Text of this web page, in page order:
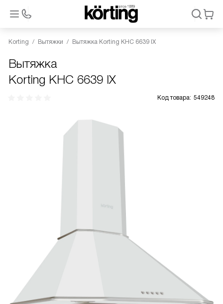
Korting Вытяжки Вытяжка Korting KHC 6639 IX
Вытяжка
Korting KHC 6639 IX
Код товара: 549248